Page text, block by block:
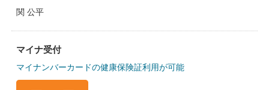
関 公平
マイナ受付
マイナンバーカードの健康保険証利用が可能